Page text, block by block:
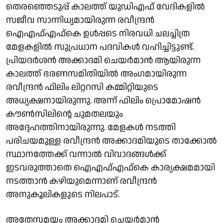
തെരഞ്ഞെടുപ്പ് കാലത്ത് യുഡിഎഫ് വേദികളില്‍
സജീവ സാന്നിധ്യമായിരുന്ന രവീന്ദ്രന്‍
ഐഎഫ്എഫ്‌കെ ഉള്‍പ്പടെ നിരവധി ചലച്ചിത്ര
മേളകളില്‍ സുപ്രധാന പദവികള്‍ വഹിച്ചിട്ടുണ്ട്.
പ്രിയദര്‍ശന്‍ അക്കാദമി ചെയര്‍മാന്‍ ആയിരുന്ന
കാലത്ത് ഭരണസമിതിയില്‍ അംഗമായിരുന്ന
രവീന്ദ്രന്‍ ഫിലിം ലിറ്ററസി കമ്മിറ്റിയുടെ
അധ്യക്ഷനായിരുന്നു. അന്ന് ഫിലിം പ്രൊമോഷന്‍
കൗണ്‍സിലിന്റെ ചുമതലയും
അദ്ദേഹത്തിനായിരുന്നു. മേളകള്‍ നടത്തി
പരിചയമുള്ള രവീന്ദ്രന്‍ അക്കാദമിയുടെ താക്കോല്‍
സ്ഥാനത്തേക്ക് വന്നാല്‍ വിവാദങ്ങള്‍ക്ക്
ഇടവരുത്താതെ ഐഎഫ്എഫ്‌കെ കാര്യക്ഷമമായി
നടത്താന്‍ കഴിയുമെന്നാണ് രവീന്ദ്രന്‍
അനുകൂലികളുടെ നിലപാട്.
അതേസമയം അക്കാദമി ചെയര്‍മാന്‍